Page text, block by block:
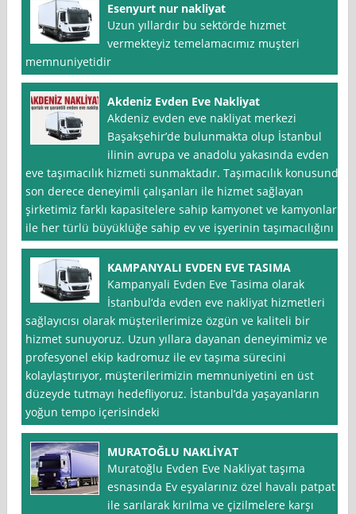
Esenyurt nur nakliyat
Uzun yıllardır bu sektörde hızmet
vermekteyiz temelamacımız muşteri
memnuniyetidir
Akdeniz Evden Eve Nakliyat
Akdeniz evden eve nakliyat merkezi
Başakşehir’de bulunmakta olup İstanbul
ilinin avrupa ve anadolu yakasında evden
eve taşımacılık hizmeti sunmaktadır. Taşımacılık konusunda
son derece deneyimli çalışanları ile hizmet sağlayan
şirketimiz farklı kapasitelere sahip kamyonet ve kamyonlar
ile her türlü büyüklüğe sahip ev ve işyerinin taşımacılığını
KAMPANYALI EVDEN EVE TASIMA
Kampanyali Evden Eve Tasima olarak
İstanbul‘da evden eve nakliyat hizmetleri
sağlayıcısı olarak müşterilerimize özgün ve kaliteli bir
hizmet sunuyoruz. Uzun yıllara dayanan deneyimimiz ve
profesyonel ekip kadromuz ile ev taşıma sürecini
kolaylaştırıyor, müşterilerimizin memnuniyetini en üst
düzeyde tutmayı hedefliyoruz. İstanbul’da yaşayanların
yoğun tempo içerisindeki
MURATOĞLU NAKLİYAT
Muratoğlu Evden Eve Nakliyat taşıma
esnasında Ev eşyalarınız özel havalı patpat
ile sarılarak kırılma ve çizilmelere karşı